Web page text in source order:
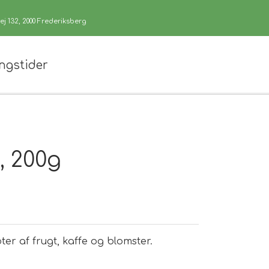
132, 2000 Frederiksberg
200g
af frugt, kaffe og blomster.